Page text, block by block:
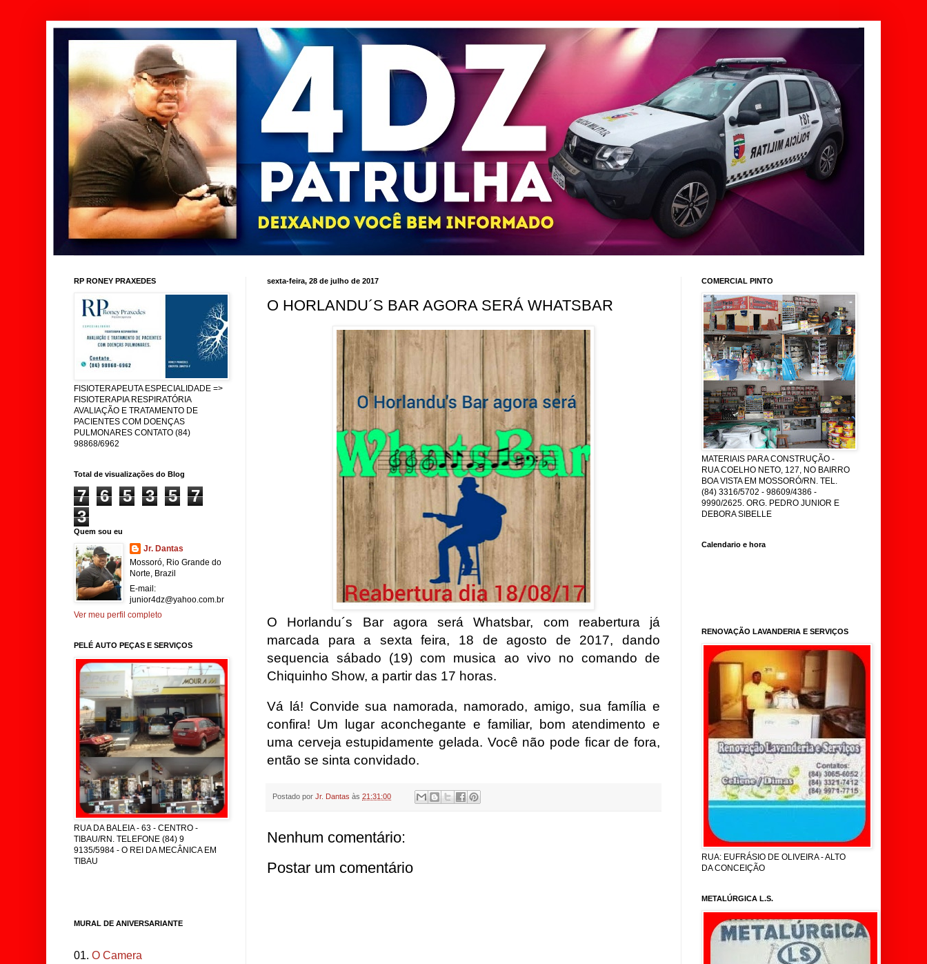
sexta-feira, 28 de julho de 2017
O HORLANDU´S BAR AGORA SERÁ WHATSBAR
O Horlandu´s Bar agora será Whatsbar, com reabertura já
marcada para a sexta feira, 18 de agosto de 2017, dando
sequencia sábado (19) com musica ao vivo no comando de
Chiquinho Show, a partir das 17 horas.
Vá lá! Convide sua namorada, namorado, amigo, sua família e
confira! Um lugar aconchegante e familiar, bom atendimento e
uma cerveja estupidamente gelada. Você não pode ficar de fora,
então se sinta convidado.
Postado por Jr. Dantas às 21:31:00
Nenhum comentário:
Postar um comentário
RP RONEY PRAXEDES
FISIOTERAPEUTA ESPECIALIDADE =>
FISIOTERAPIA RESPIRATÓRIA
AVALIAÇÃO E TRATAMENTO DE
PACIENTES COM DOENÇAS
PULMONARES CONTATO (84)
98868/6962
Total de visualizações do Blog
7 6 5 3 5
7
3
Quem sou eu
Jr. Dantas
Mossoró, Rio Grande do
Norte, Brazil
E-mail:
junior4dz@yahoo.com.br
Ver meu perfil completo
PELÉ AUTO PEÇAS E SERVIÇOS
RUA DA BALEIA - 63 - CENTRO -
TIBAU/RN. TELEFONE (84) 9
9135/5984 - O REI DA MECÂNICA EM
TIBAU
MURAL DE ANIVERSARIANTE
01. O Camera
COMERCIAL PINTO
MATERIAIS PARA CONSTRUÇÃO -
RUA COELHO NETO, 127, NO BAIRRO
BOA VISTA EM MOSSORÓ/RN. TEL.
(84) 3316/5702 - 98609/4386 -
9990/2625. ORG. PEDRO JUNIOR E
DEBORA SIBELLE
Calendario e hora
RENOVAÇÃO LAVANDERIA E SERVIÇOS
RUA: EUFRÁSIO DE OLIVEIRA - ALTO
DA CONCEIÇÃO
METALÚRGICA L.S.